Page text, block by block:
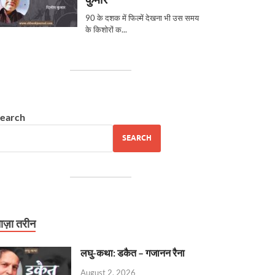
SEARCH
तरीन
लघु-कथा: डकैत – गजानन रैना
August 2, 2026